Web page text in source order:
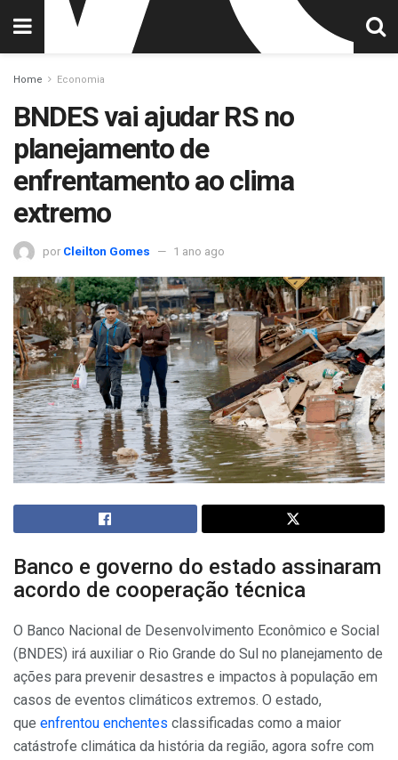
Home Economia
BNDES vai ajudar RS no
planejamento de
enfrentamento ao clima
extremo
por Cleilton Gomes 1 ano ago
Banco e governo do estado assinaram
acordo de cooperação técnica
O Banco Nacional de Desenvolvimento Econômico e Social
(BNDES) irá auxiliar o Rio Grande do Sul no planejamento de
ações para prevenir desastres e impactos à população em
casos de eventos climáticos extremos. O estado,
que enfrentou enchentes classificadas como a maior
catástrofe climática da história da região, agora sofre com